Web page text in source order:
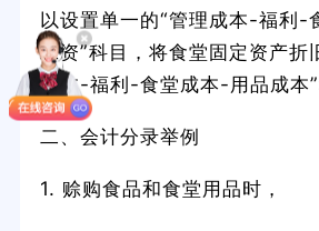
以设置单一的“管理成本-福利-
工资”科目，将食堂固定资产折
成本-福利-食堂成本-用品成本”
二、会计分录举例
1. 赊购食品和食堂用品时，